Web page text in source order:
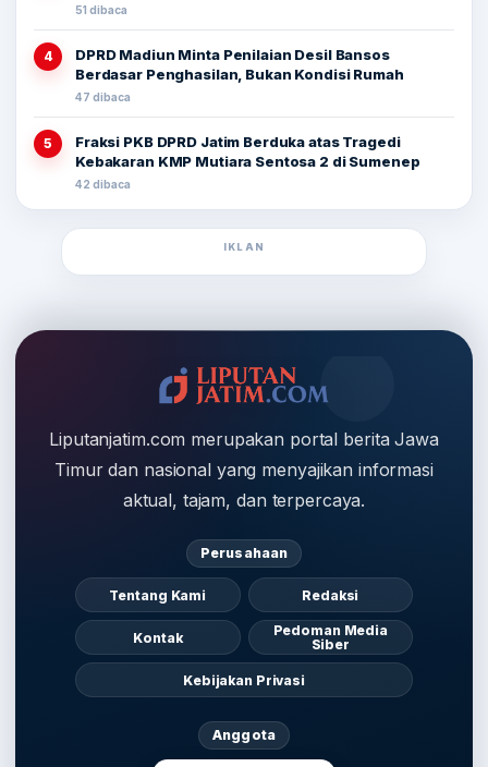
51 dibaca
4
DPRD Madiun Minta Penilaian Desil Bansos
Berdasar Penghasilan, Bukan Kondisi Rumah
47 dibaca
5
Fraksi PKB DPRD Jatim Berduka atas Tragedi
Kebakaran KMP Mutiara Sentosa 2 di Sumenep
42 dibaca
IKLAN
Liputanjatim.com merupakan portal berita Jawa
Timur dan nasional yang menyajikan informasi
aktual, tajam, dan terpercaya.
Perusahaan
Tentang Kami Redaksi
Kontak
Pedoman Media
Siber
Kebijakan Privasi
Anggota